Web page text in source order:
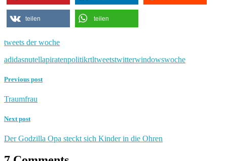
teilen teilen
tweets der woche
adidasnutellapiratenpolitikrtltweetstwitterwindowswoche
Previous post
Traumfrau
Next post
Der Godzilla Opa steckt sich Kinder in die Ohren